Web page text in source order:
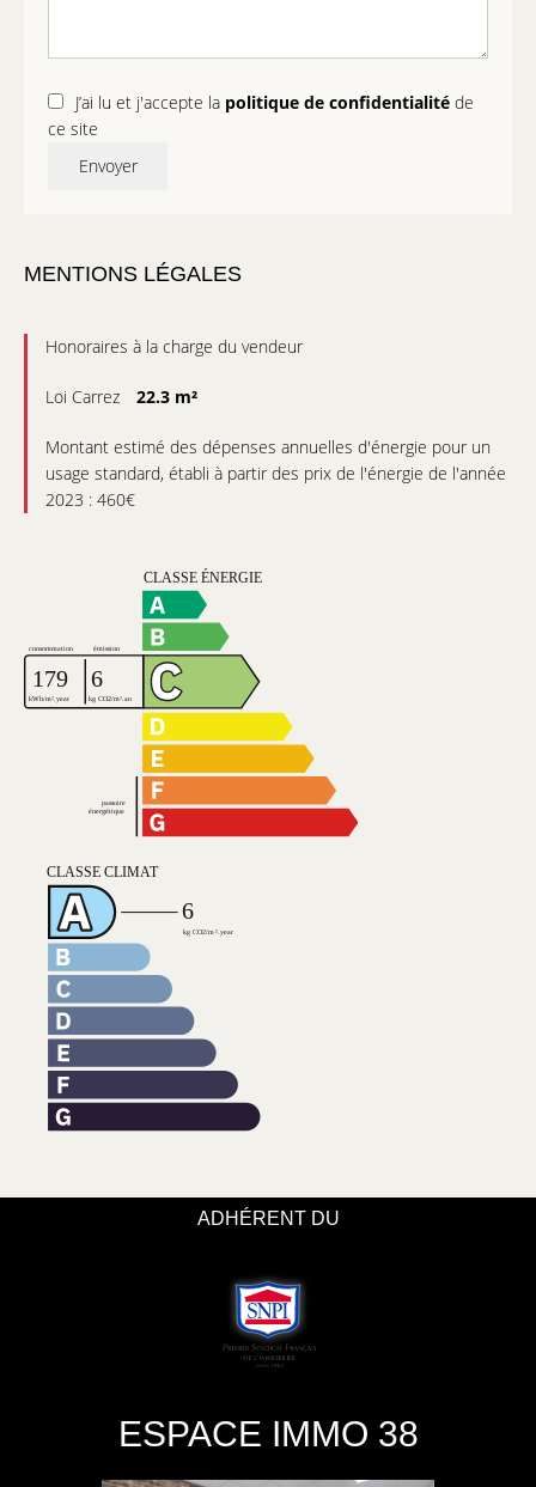
J’ai lu et j'accepte la politique de confidentialité de
ce site
Envoyer
MENTIONS LÉGALES
Honoraires à la charge du vendeur
Loi Carrez 22.3 m²
Montant estimé des dépenses annuelles d'énergie pour un
usage standard, établi à partir des prix de l'énergie de l'année
2023 : 460€
ADHÉRENT DU
ESPACE IMMO 38